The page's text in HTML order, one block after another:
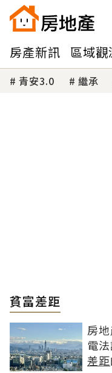
房產新訊 區域觀
青安3.0 繼承
貧富差距
房
電
差距